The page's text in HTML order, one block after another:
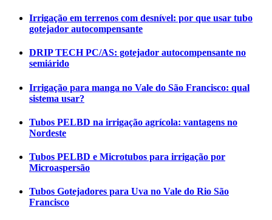
Irrigação em terrenos com desnível: por que usar tubo
gotejador autocompensante
DRIP TECH PC/AS: gotejador autocompensante no
semiárido
Irrigação para manga no Vale do São Francisco: qual
sistema usar?
Tubos PELBD na irrigação agrícola: vantagens no
Nordeste
Tubos PELBD e Microtubos para irrigação por
Microaspersão
Tubos Gotejadores para Uva no Vale do Rio São
Francisco